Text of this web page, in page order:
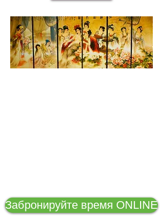
Забронируйте время ONLINE